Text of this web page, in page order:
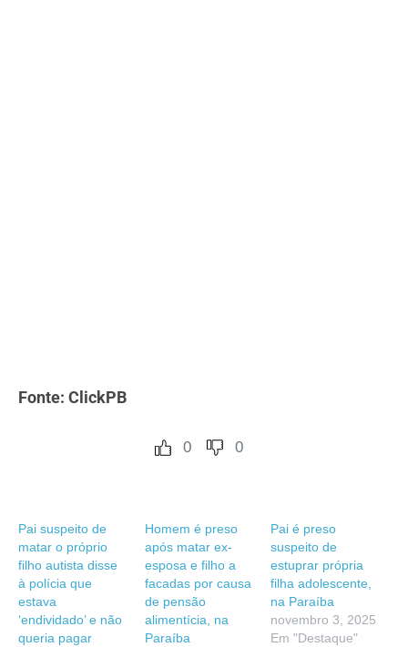
Fonte: ClickPB
0 0
Pai suspeito de
matar o próprio
filho autista disse
à polícia que
estava
‘endividado’ e não
queria pagar
Homem é preso
após matar ex-
esposa e filho a
facadas por causa
de pensão
alimentícia, na
Paraíba
Pai é preso
suspeito de
estuprar própria
filha adolescente,
na Paraíba
novembro 3, 2025
Em "Destaque"